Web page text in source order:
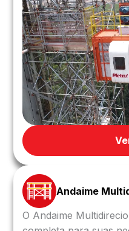
Andaime
O Andaime